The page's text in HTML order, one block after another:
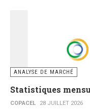
ANALYSE DE MARCHÉ
Statistiques
COPACEL 28 JUILLET 2026